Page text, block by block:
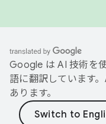
Google は AI 技術を
語に翻訳しています
あります。